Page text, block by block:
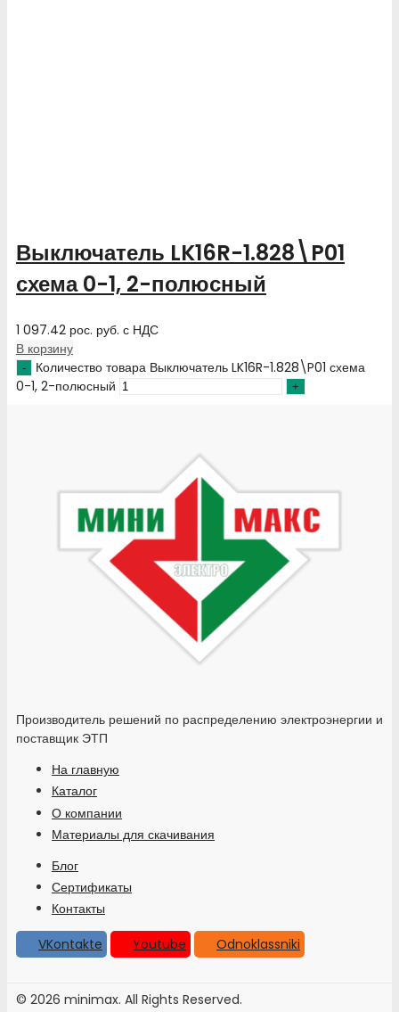
Выключатель LK16R-1.828\P01
схема 0-1, 2-полюсный
1 097.42 рос. руб. с НДС
В корзину
Количество товара Выключатель LK16R-1.828\P01 схема
0-1, 2-полюсный
Производитель решений по распределению электроэнергии и
поставщик ЭТП
На главную
Каталог
О компании
Материалы для скачивания
Блог
Сертификаты
Контакты
VKontakte
Youtube Odnoklassniki
© 2026 minimax. All Rights Reserved.